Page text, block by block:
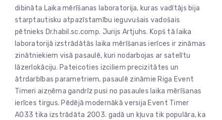
dibināta Laika mērīšanas laboratorija, kuras vadītājs bija
starptautisku atpazīstamību ieguvušais vadošais
pētnieks Dr.habil.sc.comp. Jurijs Artjuhs. Kopš tā laika
laboratorijā izstrādātās laika mērīšanas ierīces ir zināmas
zinātniekiem visā pasaulē, kuri nodarbojas ar satelītu
lāzerlokāciju. Pateicoties izciliem precizitātes un
ātrdarbības parametriem, pasaulē zināmie Riga Event
Timeri aizņēma gandrīz pusi no pasaules laika mērīšanas
ierīces tirgus. Pēdējā modernākā versija Event Timer
A033 tika izstrādāta 2003. gadā un kļuva tik populāra, ka